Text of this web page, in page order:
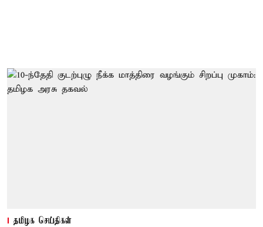
தமிழக செய்திகள்